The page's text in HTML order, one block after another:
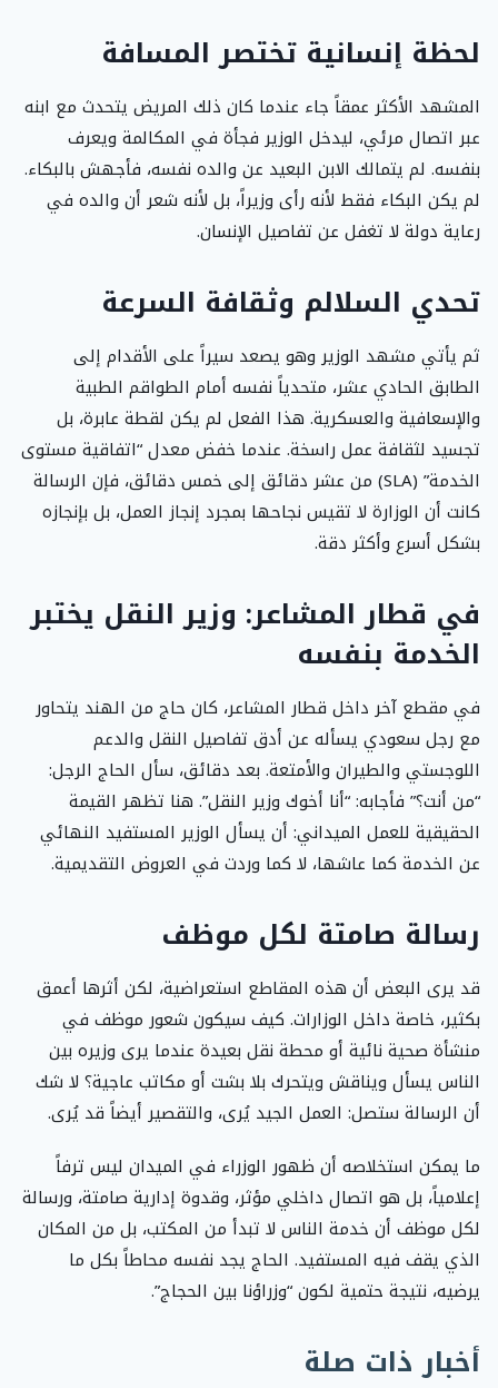
لحظة إنسانية تختصر المسافة
المشهد الأكثر عمقاً جاء عندما كان ذلك المريض يتحدث مع ابنه
عبر اتصال مرئي، ليدخل الوزير فجأة في المكالمة ويعرف
بنفسه. لم يتمالك الابن البعيد عن والده نفسه، فأجهش بالبكاء.
لم يكن البكاء فقط لأنه رأى وزيراً، بل لأنه شعر أن والده في
رعاية دولة لا تغفل عن تفاصيل الإنسان.
تحدي السلالم وثقافة السرعة
ثم يأتي مشهد الوزير وهو يصعد سيراً على الأقدام إلى
الطابق الحادي عشر، متحدياً نفسه أمام الطواقم الطبية
والإسعافية والعسكرية. هذا الفعل لم يكن لقطة عابرة، بل
تجسيد لثقافة عمل راسخة. عندما خفض معدل “اتفاقية مستوى
الخدمة” (SLA) من عشر دقائق إلى خمس دقائق، فإن الرسالة
كانت أن الوزارة لا تقيس نجاحها بمجرد إنجاز العمل، بل بإنجازه
بشكل أسرع وأكثر دقة.
في قطار المشاعر: وزير النقل يختبر
الخدمة بنفسه
في مقطع آخر داخل قطار المشاعر، كان حاج من الهند يتحاور
مع رجل سعودي يسأله عن أدق تفاصيل النقل والدعم
اللوجستي والطيران والأمتعة. بعد دقائق، سأل الحاج الرجل:
“من أنت؟” فأجابه: “أنا أخوك وزير النقل”. هنا تظهر القيمة
الحقيقية للعمل الميداني: أن يسأل الوزير المستفيد النهائي
عن الخدمة كما عاشها، لا كما وردت في العروض التقديمية.
رسالة صامتة لكل موظف
قد يرى البعض أن هذه المقاطع استعراضية، لكن أثرها أعمق
بكثير، خاصة داخل الوزارات. كيف سيكون شعور موظف في
منشأة صحية نائية أو محطة نقل بعيدة عندما يرى وزيره بين
الناس يسأل ويناقش ويتحرك بلا بشت أو مكاتب عاجية؟ لا شك
أن الرسالة ستصل: العمل الجيد يُرى، والتقصير أيضاً قد يُرى.
ما يمكن استخلاصه أن ظهور الوزراء في الميدان ليس ترفاً
إعلامياً، بل هو اتصال داخلي مؤثر، وقدوة إدارية صامتة، ورسالة
لكل موظف أن خدمة الناس لا تبدأ من المكتب، بل من المكان
الذي يقف فيه المستفيد. الحاج يجد نفسه محاطاً بكل ما
يرضيه، نتيجة حتمية لكون “وزراؤنا بين الحجاج”.
أخبار ذات صلة